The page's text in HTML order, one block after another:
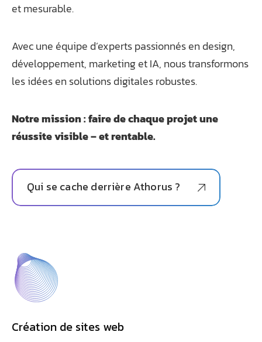
et mesurable.
Avec une équipe d’experts passionnés en design,
développement, marketing et IA, nous transformons
les idées en solutions digitales robustes.
Notre mission : faire de chaque projet une
réussite visible – et rentable.
Qui se cache derrière Athorus ?
Création de sites web